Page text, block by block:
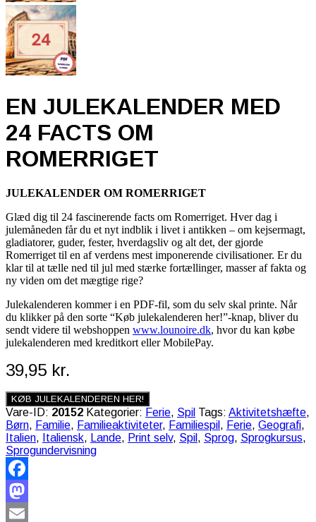
EN JULEKALENDER MED
24 FACTS OM
ROMERRIGET
JULEKALENDER OM ROMERRIGET
Glæd dig til 24 fascinerende facts om Romerriget. Hver dag i
julemåneden får du et nyt indblik i livet i antikken – om kejsermagt,
gladiatorer, guder, fester, hverdagsliv og alt det, der gjorde
Romerriget til en af verdens mest imponerende civilisationer. Er du
klar til at tælle ned til jul med stærke fortællinger, masser af fakta og
ny viden om det mægtige rige?
Julekalenderen kommer i en PDF-fil, som du selv skal printe. Når
du klikker på den sorte “Køb julekalenderen her!”-knap, bliver du
sendt videre til webshoppen www.lounoire.dk, hvor du kan købe
julekalenderen med kreditkort eller MobilePay.
39,95 kr.
KØB JULEKALENDEREN HER!
Vare-ID: 20152 Kategorier: Ferie, Spil Tags: Aktivitetshæfte,
Børn, Familie, Familieaktiviteter, Familiespil , Ferie, Geografi,
Italien, Italiensk, Lande, Print selv, Spil , Sprog, Sprogkursus,
Sprogundervisning
Facebook
Mastodon